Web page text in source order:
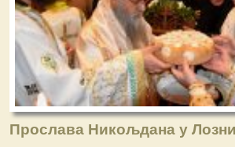
Прослава Никољдана у